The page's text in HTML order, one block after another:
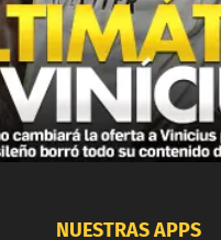
NUESTRAS APPS